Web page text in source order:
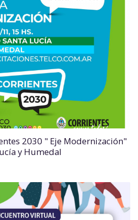
2030 " Eje Modernización"
y Humedal